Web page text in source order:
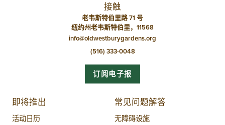
接触
老韦斯特伯里路 71 号
纽约州老韦斯特伯里，11568
info@oldwestburygardens.org
(516) 333-0048
订阅电子报
即将推出
活动日历
常见问题解答
无障碍设施